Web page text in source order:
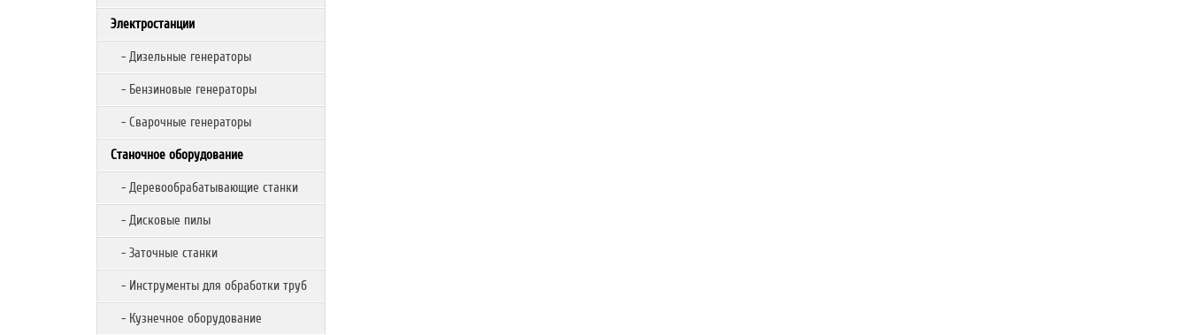
Электростанции
- Дизельные генераторы
- Бензиновые генераторы
- Сварочные генераторы
Станочное оборудование
- Деревообрабатывающие станки
- Дисковые пилы
- Заточные станки
- Инструменты для обработки труб
- Кузнечное оборудование